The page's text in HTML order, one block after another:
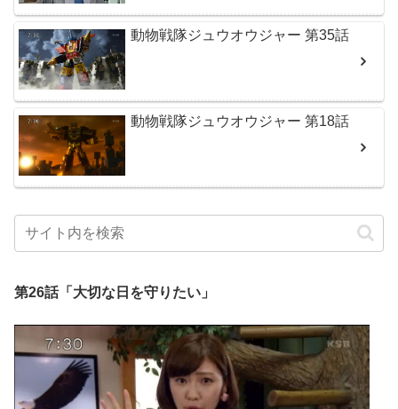
動物戦隊ジュウオウジャー 第35話
動物戦隊ジュウオウジャー 第18話
第26話「大切な日を守りたい」